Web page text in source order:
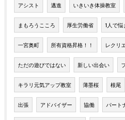
アシスト 邁進 いきいき体操教室
まもろうこころ 厚生労働省 1人で
一宮奥町 所有資格昇格！！ レクリ
ただの遊びではない 新しい出会い
キラリ元気アップ教室 薄墨桜 根尾
出張 アドバイザー 協働 パート